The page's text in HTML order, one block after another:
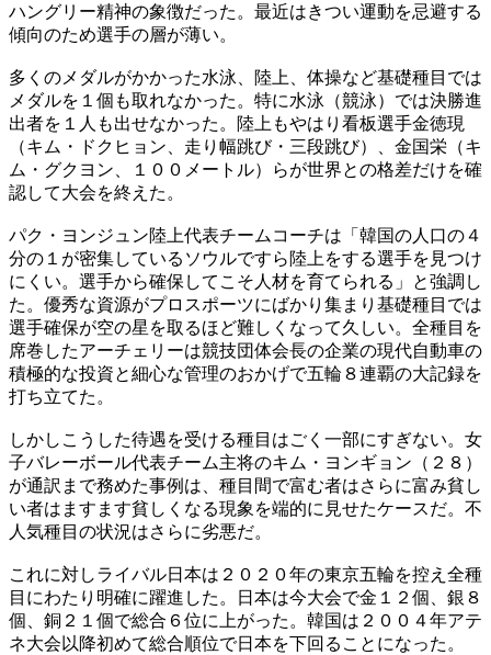
ハングリー精神の象徴だった。最近はきつい運動を忌避する
傾向のため選手の層が薄い。
多くのメダルがかかった水泳、陸上、体操など基礎種目では
メダルを１個も取れなかった。特に水泳（競泳）では決勝進
出者を１人も出せなかった。陸上もやはり看板選手金徳現
（キム・ドクヒョン、走り幅跳び・三段跳び）、金国栄（キ
ム・グクヨン、１００メートル）らが世界との格差だけを確
認して大会を終えた。
パク・ヨンジュン陸上代表チームコーチは「韓国の人口の４
分の１が密集しているソウルですら陸上をする選手を見つけ
にくい。選手から確保してこそ人材を育てられる」と強調し
た。優秀な資源がプロスポーツにばかり集まり基礎種目では
選手確保が空の星を取るほど難しくなって久しい。全種目を
席巻したアーチェリーは競技団体会長の企業の現代自動車の
積極的な投資と細心な管理のおかげで五輪８連覇の大記録を
打ち立てた。
しかしこうした待遇を受ける種目はごく一部にすぎない。女
子バレーボール代表チーム主将のキム・ヨンギョン（２８）
が通訳まで務めた事例は、種目間で富む者はさらに富み貧し
い者はますます貧しくなる現象を端的に見せたケースだ。不
人気種目の状況はさらに劣悪だ。
これに対しライバル日本は２０２０年の東京五輪を控え全種
目にわたり明確に躍進した。日本は今大会で金１２個、銀８
個、銅２１個で総合６位に上がった。韓国は２００４年アテ
ネ大会以降初めて総合順位で日本を下回ることになった。